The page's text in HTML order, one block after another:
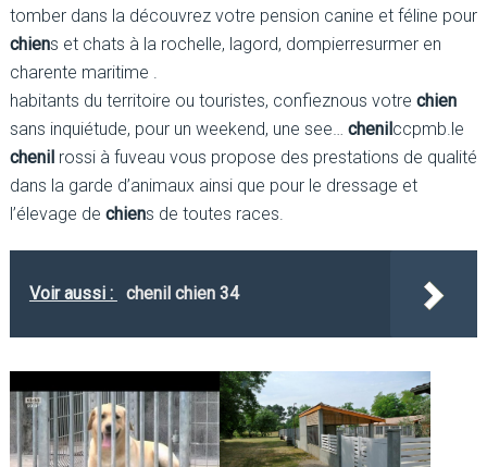
tomber dans la découvrez votre pension canine et féline pour
chiens et chats à la rochelle, lagord, dompierresurmer en
charente maritime .
habitants du territoire ou touristes, confieznous votre chien
sans inquiétude, pour un weekend, une see… chenil ccpmb.le
chenil rossi à fuveau vous propose des prestations de qualité
dans la garde d’animaux ainsi que pour le dressage et
l’élevage de chiens de toutes races.
Voir aussi : chenil chien 34